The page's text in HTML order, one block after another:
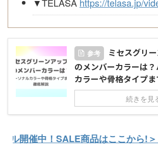
▼TELASA https://telasa.jp/
参考
ミセスグリ
のメンバーカラーは
カラーや骨格タイプ
続きを見
中！SALE商品はここから!＞＞